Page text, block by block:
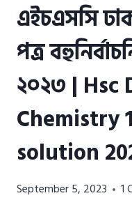
এইচএসসি
পত্র
২০২৩ | Hsc
Chemistry
solution
Azizul
September 5, 2023 1